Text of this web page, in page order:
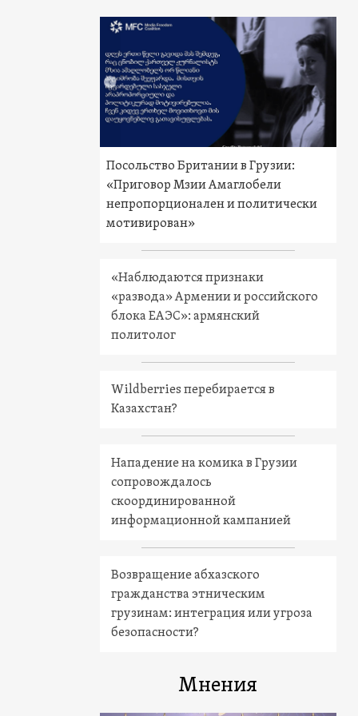
Посольство Британии в Грузии:
«Приговор Мзии Амаглобели
непропорционален и политически
мотивирован»
«Наблюдаются признаки
«развода» Армении и российского
блока ЕАЭС»: армянский
политолог
Wildberries перебирается в
Казахстан?
Нападение на комика в Грузии
сопровождалось
скоординированной
информационной кампанией
Возвращение абхазского
гражданства этническим
грузинам: интеграция или угроза
безопасности?
Мнения